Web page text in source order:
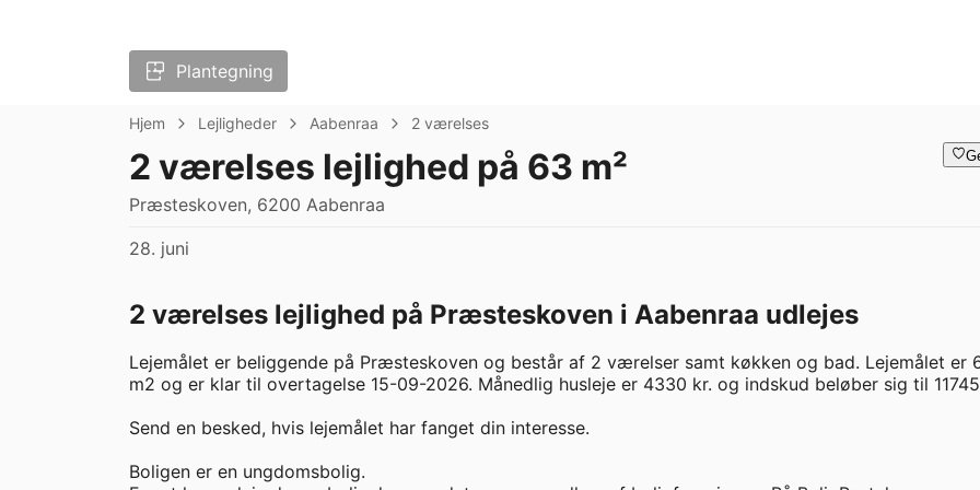
Plantegning
Hjem Lejligheder Aabenraa 2 værelses
2 værelses lejlighed på 63 m²
Præsteskoven, 6200 Aabenraa
28. juni
2 værelses lejlighed på Præsteskoven i Aabenraa udlejes
Lejemålet er beliggende på Præsteskoven og består af 2 værelser samt køkken og bad. Lejemålet er
m2 og er klar til overtagelse 15-09-2026. Månedlig husleje er 4330 kr. og indskud beløber sig til
Send en besked, hvis lejemålet har fanget din interesse.
Boligen er en ungdomsbolig.